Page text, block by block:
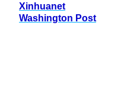
Xinhuanet
Washington Post